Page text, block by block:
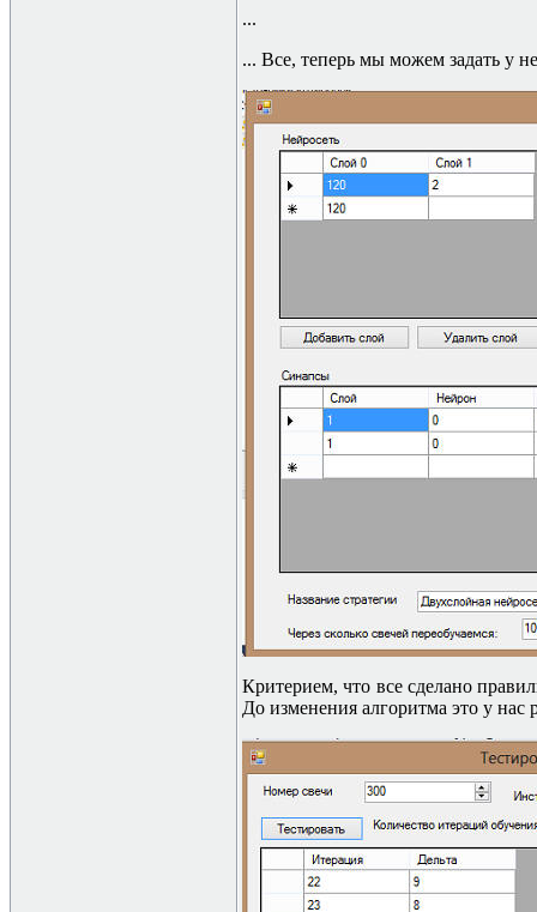
...
... Все, теперь мы можем задать у
Критерием, что все сделано
До изменения алгоритма это у нас